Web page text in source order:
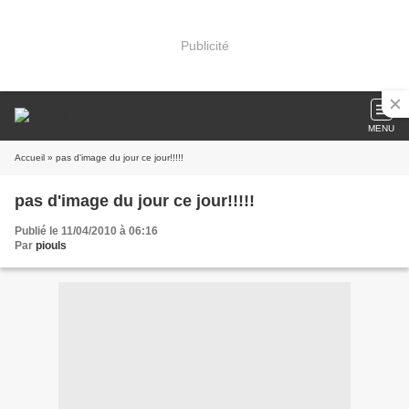
Publicité
MENU
Accueil » pas d'image du jour ce jour!!!!!
pas d'image du jour ce jour!!!!!
Publié le 11/04/2010 à 06:16
Par piouls